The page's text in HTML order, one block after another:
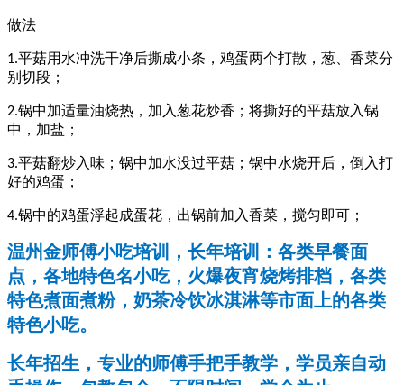
做法
1.平菇用水冲洗干净后撕成小条，鸡蛋两个打散，葱、香菜分
别切段；
2.锅中加适量油烧热，加入葱花炒香；将撕好的平菇放入锅
中，加盐；
3.平菇翻炒入味；锅中加水没过平菇；锅中水烧开后，倒入打
好的鸡蛋；
4.锅中的鸡蛋浮起成蛋花，出锅前加入香菜，搅匀即可；
温州金师傅小吃培训，长年培训：各类早餐面
点，各地特色名小吃，火爆夜宵烧烤排档，各类
特色煮面煮粉，奶茶冷饮冰淇淋等市面上的各类
特色小吃。
长年招生，专业的师傅手把手教学，学员亲自动